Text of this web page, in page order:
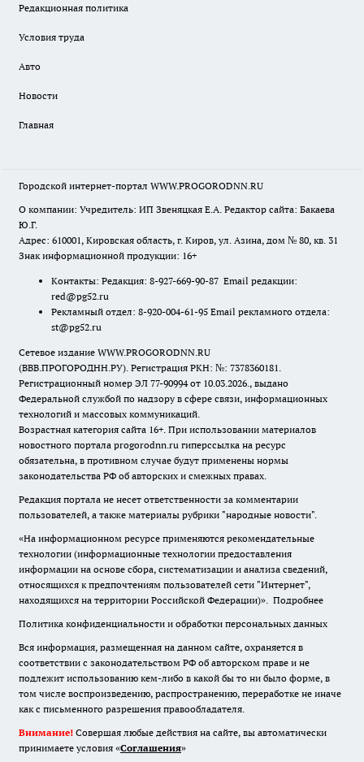
Редакционная политика
Условия труда
Авто
Новости
Главная
Городской интернет-портал WWW.PROGORODNN.RU
О компании: Учредитель: ИП Звеняцкая Е.А. Редактор сайта: Бакаева
Ю.Г.
Адрес: 610001, Кировская область, г. Киров, ул. Азина, дом № 80, кв. 31
Знак информационной продукции: 16+
Контакты: Редакция: 8-927-669-90-87 Email редакции:
red@pg52.ru
Рекламный отдел: 8-920-004-61-95 Email рекламного отдела:
st@pg52.ru
Сетевое издание WWW.PROGORODNN.RU
(ВВВ.ПРОГОРОДНН.РУ). Регистрация РКН: №: 7378360181.
Регистрационный номер ЭЛ 77-90994 от 10.03.2026., выдано
Федеральной службой по надзору в сфере связи, информационных
технологий и массовых коммуникаций.
Возрастная категория сайта 16+. При использовании материалов
новостного портала progorodnn.ru гиперссылка на ресурс
обязательна, в противном случае будут применены нормы
законодательства РФ об авторских и смежных правах.
Редакция портала не несет ответственности за комментарии
пользователей, а также материалы рубрики "народные новости".
«На информационном ресурсе применяются рекомендательные
технологии (информационные технологии предоставления
информации на основе сбора, систематизации и анализа сведений,
относящихся к предпочтениям пользователей сети "Интернет",
находящихся на территории Российской Федерации)». Подробнее
Политика конфиденциальности и обработки персональных данных
Вся информация, размещенная на данном сайте, охраняется в
соответствии с законодательством РФ об авторском праве и не
подлежит использованию кем-либо в какой бы то ни было форме, в
том числе воспроизведению, распространению, переработке не иначе
как с письменного разрешения правообладателя.
Внимание! Совершая любые действия на сайте, вы автоматически
принимаете условия «Cоглашения»